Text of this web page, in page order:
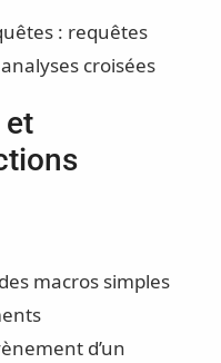
: requêtes
croisées
et
macros simples
d’un